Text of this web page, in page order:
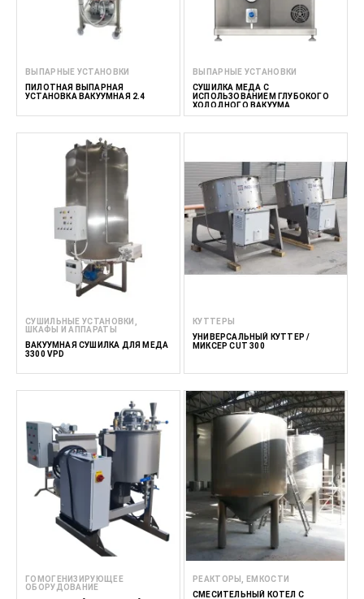
ВЫПАРНЫЕ УСТАНОВКИ
ПИЛОТНАЯ ВЫПАРНАЯ
УСТАНОВКА ВАКУУМНАЯ 2.4
ВЫПАРНЫЕ УСТАНОВКИ
СУШИЛКА МЁДА С
ИСПОЛЬЗОВАНИЕМ ГЛУБОКОГО
ХОЛОДНОГО ВАКУУМА
СУШИЛЬНЫЕ УСТАНОВКИ,
ШКАФЫ И АППАРАТЫ
ВАКУУМНАЯ СУШИЛКА ДЛЯ МЕДА
3300 VPD
КУТТЕРЫ
УНИВЕРСАЛЬНЫЙ КУТТЕР /
МИКСЕР CUT 300
ГОМОГЕНИЗИРУЮЩЕЕ
ОБОРУДОВАНИЕ
РЕАКТОРЫ, ЕМКОСТИ
СМЕСИТЕЛЬНЫЙ КОТЕЛ С